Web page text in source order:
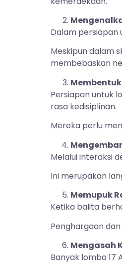
Dalam persiapan
Meskipun dalam
membebaskan
Persiapan untuk
rasa kedisiplinan.
Mereka perlu
Melalui interaksi
Ini merupakan
Memupuk
Ketika balita
Penghargaan
Mengasah
Banyak lomba